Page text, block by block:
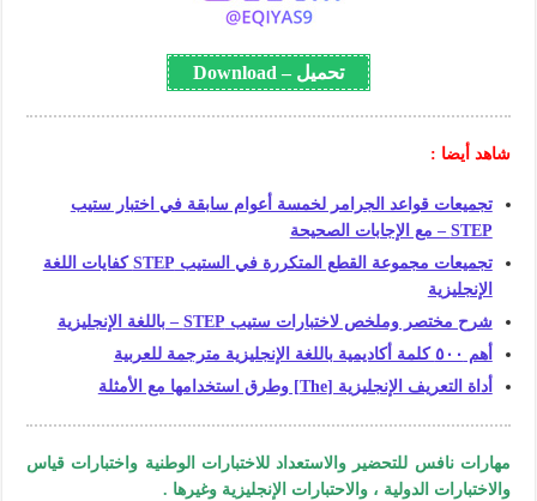
تحميل – Download
شاهد أيضا :
تجميعات قواعد الجرامر لخمسة أعوام سابقة في اختبار ستيب
STEP – مع الإجابات الصحيحة
تجميعات مجموعة القطع المتكررة في الستيب STEP كفايات اللغة
الإنجليزية
شرح مختصر وملخص لاختبارات ستيب STEP – باللغة الإنجليزية
أهم ٥٠٠ كلمة أكاديمية باللغة الإنجليزية مترجمة للعربية
أداة التعريف الإنجليزية [The] وطرق استخدامها مع الأمثلة
مهارات نافس للتحضير والاستعداد للاختبارات الوطنية واختبارات قياس
والاختبارات الدولية ، والاحتبارات الإنجليزية وغيرها .